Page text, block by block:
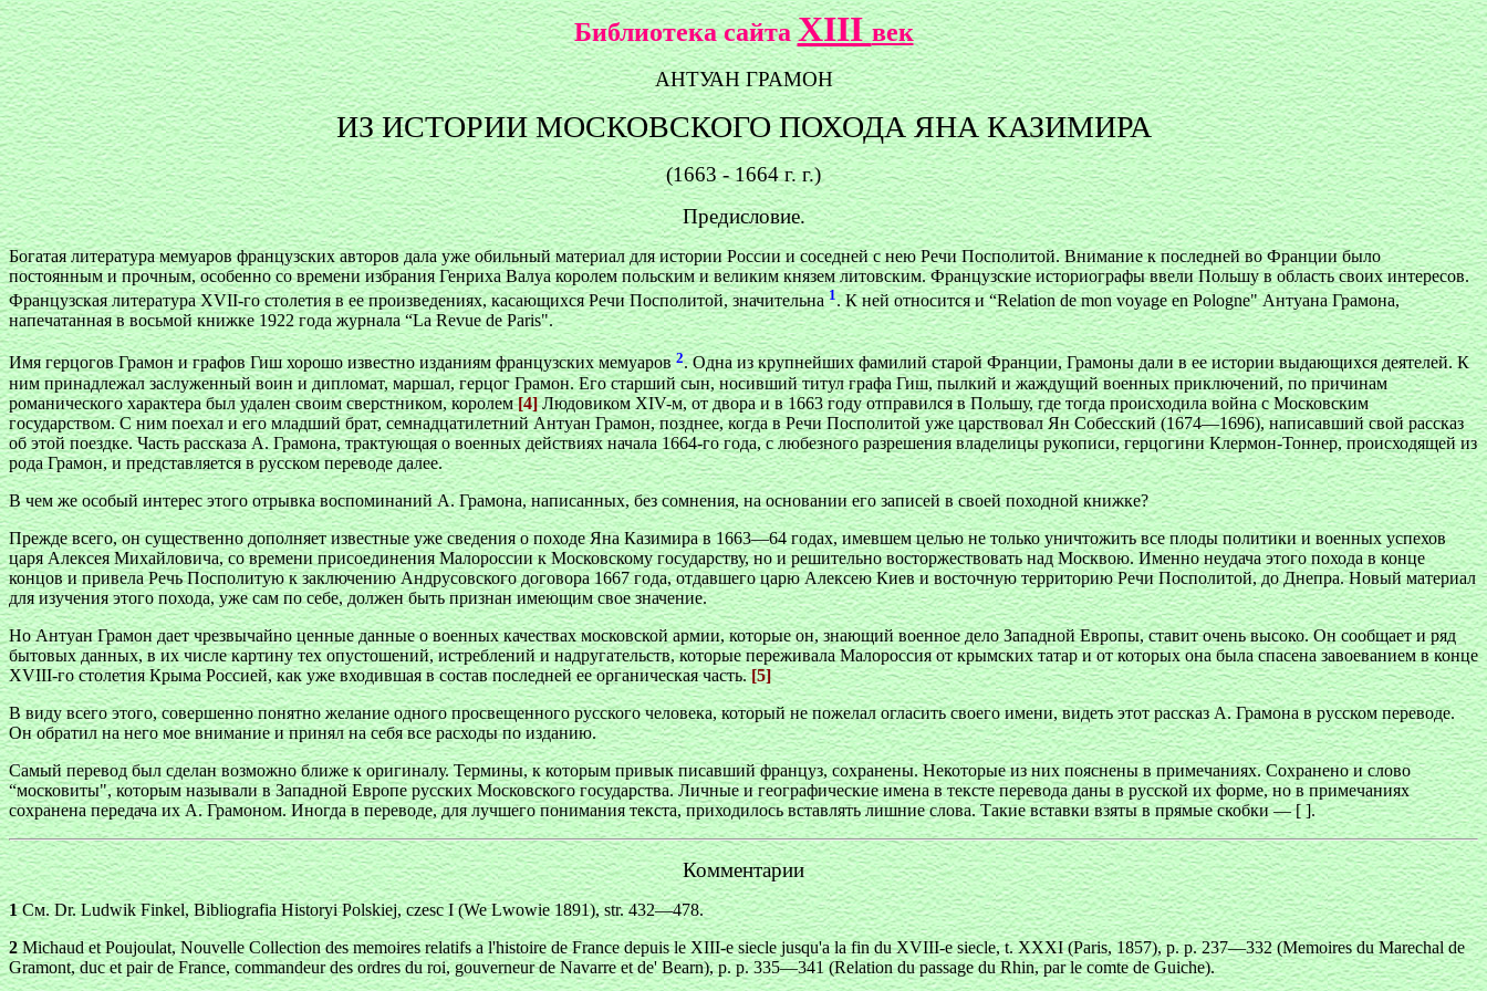
Библиотека сайта XIIIвек
АНТУАН ГРАМОН
ИЗ ИСТОРИИ МОСКОВСКОГО ПОХОДА ЯНА КАЗИМИРА
(1663 - 1664 г. г.)
Предисловие.
Богатая литература мемуаров французских авторов дала уже обильный материал для истории России и соседней с нею Речи Посполитой. Внимание к последней во Франции было
постоянным и прочным, особенно со времени избрания Генриха Валуа королем польским и великим князем литовским. Французские историографы ввели Польшу в область своих интересов.
Французская литература XVII-го столетия в ее произведениях, касающихся Речи Посполитой, значительна1. К ней относится и “Relation de mon voyage en Pologne" Антуана Грамона,
напечатанная в восьмой книжке 1922 года журнала “La Revue de Paris".
Имя герцогов Грамон и графов Гиш хорошо известно изданиям французских мемуаров2. Одна из крупнейших фамилий старой Франции, Грамоны дали в ее истории выдающихся деятелей. К
ним принадлежал заслуженный воин и дипломат, маршал, герцог Грамон. Его старший сын, носивший титул графа Гиш, пылкий и жаждущий военных приключений, по причинам
романического характера был удален своим сверстником, королем[4]Людовиком XIV-м, от двора и в 1663 году отправился в Польшу, где тогда происходила война с Московским
государством. С ним поехал и его младший брат, семнадцатилетний Антуан Грамон, позднее, когда в Речи Посполитой уже царствовал Ян Собесский (1674—1696), написавший свой рассказ
об этой поездке. Часть рассказа А. Грамона, трактующая о военных действиях начала 1664-го года, с любезного разрешения владелицы рукописи, герцогини Клермон-Тоннер, происходящей из
рода Грамон, и представляется в русском переводе далее.
В чем же особый интерес этого отрывка воспоминаний А. Грамона, написанных, без сомнения, на основании его записей в своей походной книжке?
Прежде всего, он существенно дополняет известные уже сведения о походе Яна Казимира в 1663—64 годах, имевшем целью не только уничтожить все плоды политики и военных успехов
царя Алексея Михайловича, со времени присоединения Малороссии к Московскому государству, но и решительно восторжествовать над Москвою. Именно неудача этого похода в конце
концов и привела Речь Посполитую к заключению Андрусовского договора 1667 года, отдавшего царю Алексею Киев и восточную территорию Речи Посполитой, до Днепра. Новый материал
для изучения этого похода, уже сам по себе, должен быть признан имеющим свое значение.
Но Антуан Грамон дает чрезвычайно ценные данные о военных качествах московской армии, которые он, знающий военное дело Западной Европы, ставит очень высоко. Он сообщает и ряд
бытовых данных, в их числе картину тех опустошений, истреблений и надругательств, которые переживала Малороссия от крымских татар и от которых она была спасена завоеванием в конце
XVIII-го столетия Крыма Россией, как уже входившая в состав последней ее органическая часть.[5]
В виду всего этого, совершенно понятно желание одного просвещенного русского человека, который не пожелал огласить своего имени, видеть этот рассказ А. Грамона в русском переводе.
Он обратил на него мое внимание и принял на себя все расходы по изданию.
Самый перевод был сделан возможно ближе к оригиналу. Термины, к которым привык писавший француз, сохранены. Некоторые из них пояснены в примечаниях. Сохранено и слово
“московиты", которым называли в Западной Европе русских Московского государства. Личные и географические имена в тексте перевода даны в русской их форме, но в примечаниях
сохранена передача их А. Грамоном. Иногда в переводе, для лучшего понимания текста, приходилось вставлять лишние слова. Такие вставки взяты в прямые скобки — [ ].
Комментарии
1См. Dr. Ludwik Finkel, Bibliografia Historyi Polskiej, czesc I (We Lwowie 1891), str. 432—478.
2Michaud et Poujoulat, Nouvelle Collection des memoires relatifs a l'histoire de France depuis le XIII-e siecle jusqu'a la fin du XVIII-e siecle, t. XXXI (Paris, 1857), p. p. 237—332 (Memoires du Marechal de
Gramont, duc et pair de France, commandeur des ordres du roi, gouverneur de Navarre et de' Bearn), p. p. 335—341 (Relation du passage du Rhin, par le comte de Guiche).